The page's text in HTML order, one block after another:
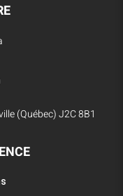
(Québec) J2C 8B1